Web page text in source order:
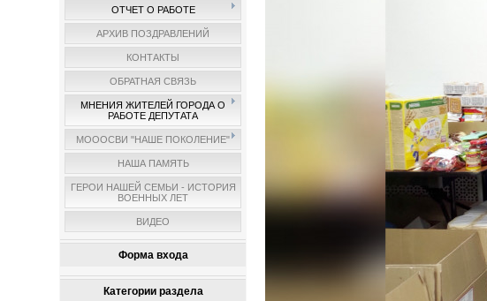
ОТЧЕТ О РАБОТЕ
АРХИВ ПОЗДРАВЛЕНИЙ
КОНТАКТЫ
ОБРАТНАЯ СВЯЗЬ
МНЕНИЯ ЖИТЕЛЕЙ ГОРОДА О
РАБОТЕ ДЕПУТАТА
МОООСВИ "НАШЕ ПОКОЛЕНИЕ"
НАША ПАМЯТЬ
ГЕРОИ НАШЕЙ СЕМЬИ - ИСТОРИЯ
ВОЕННЫХ ЛЕТ
ВИДЕО
Форма входа
Категории раздела